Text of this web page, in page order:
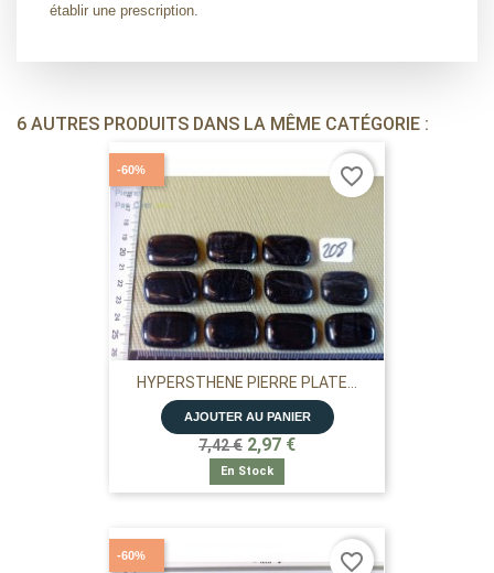
établir une prescription.
6 AUTRES PRODUITS DANS LA MÊME CATÉGORIE :
HYPERSTHENE PIERRE PLATE...
AJOUTER AU PANIER
7,42 € 2,97 €
En Stock
-60% favorite_border
-60% favorite_border